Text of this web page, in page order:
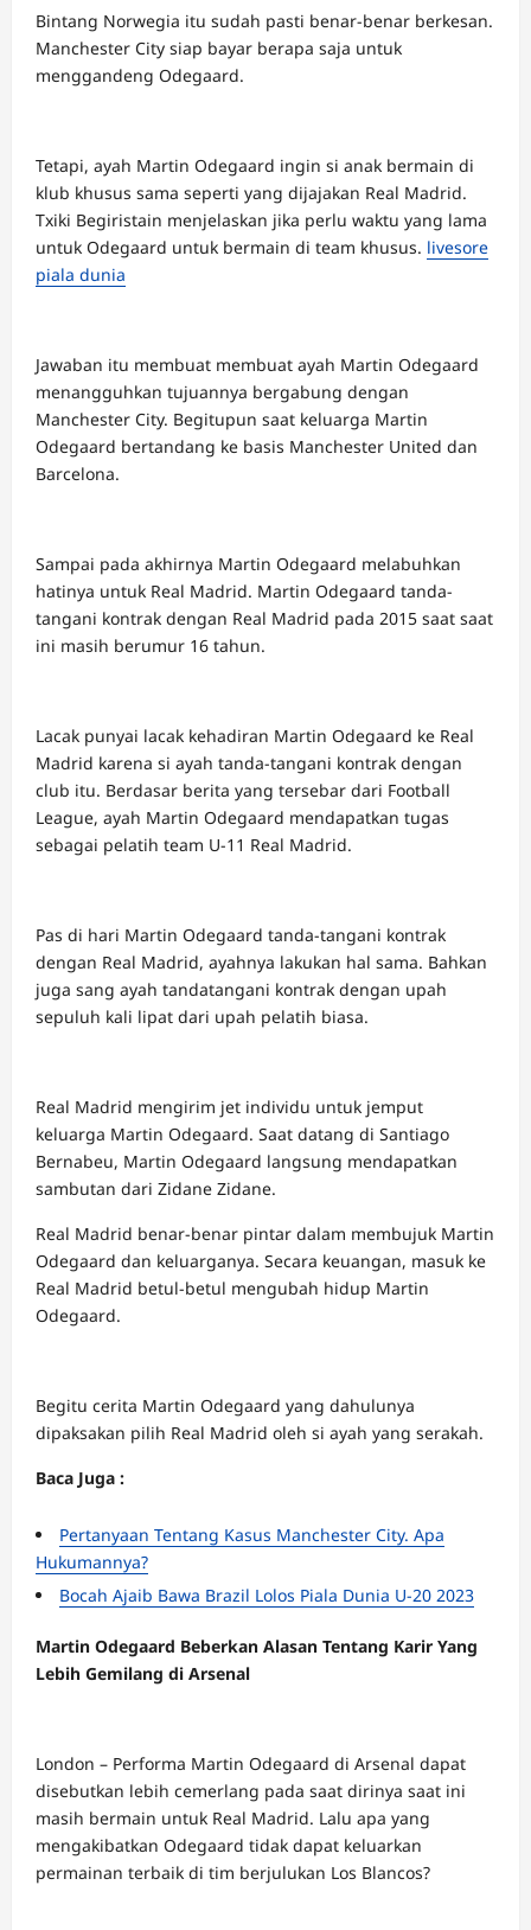
Bintang Norwegia itu sudah pasti benar-benar berkesan.
Manchester City siap bayar berapa saja untuk
menggandeng Odegaard.
Tetapi, ayah Martin Odegaard ingin si anak bermain di
klub khusus sama seperti yang dijajakan Real Madrid.
Txiki Begiristain menjelaskan jika perlu waktu yang lama
untuk Odegaard untuk bermain di team khusus. livesore
piala dunia
Jawaban itu membuat membuat ayah Martin Odegaard
menangguhkan tujuannya bergabung dengan
Manchester City. Begitupun saat keluarga Martin
Odegaard bertandang ke basis Manchester United dan
Barcelona.
Sampai pada akhirnya Martin Odegaard melabuhkan
hatinya untuk Real Madrid. Martin Odegaard tanda-
tangani kontrak dengan Real Madrid pada 2015 saat saat
ini masih berumur 16 tahun.
Lacak punyai lacak kehadiran Martin Odegaard ke Real
Madrid karena si ayah tanda-tangani kontrak dengan
club itu. Berdasar berita yang tersebar dari Football
League, ayah Martin Odegaard mendapatkan tugas
sebagai pelatih team U-11 Real Madrid.
Pas di hari Martin Odegaard tanda-tangani kontrak
dengan Real Madrid, ayahnya lakukan hal sama. Bahkan
juga sang ayah tandatangani kontrak dengan upah
sepuluh kali lipat dari upah pelatih biasa.
Real Madrid mengirim jet individu untuk jemput
keluarga Martin Odegaard. Saat datang di Santiago
Bernabeu, Martin Odegaard langsung mendapatkan
sambutan dari Zidane Zidane.
Real Madrid benar-benar pintar dalam membujuk Martin
Odegaard dan keluarganya. Secara keuangan, masuk ke
Real Madrid betul-betul mengubah hidup Martin
Odegaard.
Begitu cerita Martin Odegaard yang dahulunya
dipaksakan pilih Real Madrid oleh si ayah yang serakah.
Baca Juga :
Pertanyaan Tentang Kasus Manchester City. Apa
Hukumannya?
Bocah Ajaib Bawa Brazil Lolos Piala Dunia U-20 2023
Martin Odegaard Beberkan Alasan Tentang Karir Yang
Lebih Gemilang di Arsenal
London – Performa Martin Odegaard di Arsenal dapat
disebutkan lebih cemerlang pada saat dirinya saat ini
masih bermain untuk Real Madrid. Lalu apa yang
mengakibatkan Odegaard tidak dapat keluarkan
permainan terbaik di tim berjulukan Los Blancos?